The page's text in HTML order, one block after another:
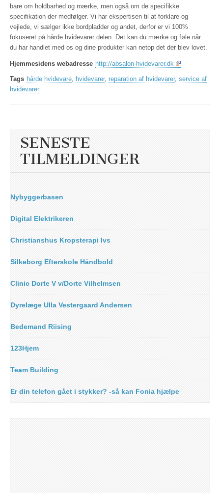
bare om holdbarhed og mærke, men også om de specifikke
specifikation der medfølger. Vi har ekspertisen til at forklare og
vejlede, vi sælger ikke bordpladder og andet, derfor er vi 100%
fokuseret på hårde hvidevarer delen. Det kan du mærke og føle når
du har handlet med os og dine produkter kan netop det der blev lovet.
Hjemmesidens webadresse http://absalon-hvidevarer.dk
Tags hårde hvidevare, hvidevarer, reparation af hvidevarer, service af
hvidevarer.
SENESTE
TILMELDINGER
Nybyggerbasen
Digital Elektrikeren
Christianshus Kropsterapi Ivs
Silkeborg Efterskole Håndbold
Clinic Dorte V v/Dorte Vilhelmsen
Dyrelæge Ulla Vestergaard Andersen
Bedemand Riising
123Hjem
Team Building
Er din telefon gået i stykker? -så kan Fonia hjælpe